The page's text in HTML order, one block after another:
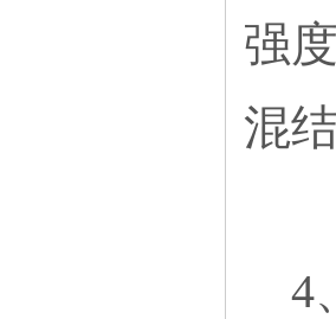
强
混
4